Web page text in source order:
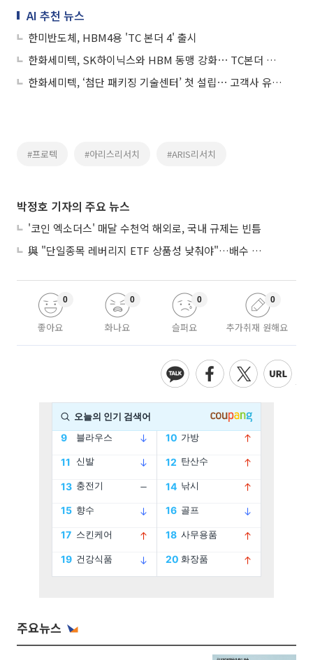
AI 추천 뉴스
한미반도체, HBM4용 'TC 본더 4' 출시
한화세미텍, SK하이닉스와 HBM 동맹 강화⋯ TC본더 추가 공급
한화세미텍, ‘첨단 패키징 기술센터’ 첫 설립⋯ 고객사 유기적 협업
#프로텍 #아리스리서치 #ARIS리서치
박정호 기자의 주요 뉴스
'코인 엑소더스' 매달 수천억 해외로, 국내 규제는 빈틈
與 "단일종목 레버리지 ETF 상품성 낮춰야"…배수 조정안도 거론
좋아요
0
화나요
0
슬퍼요
0
추가취재 원해요
0
주요뉴스